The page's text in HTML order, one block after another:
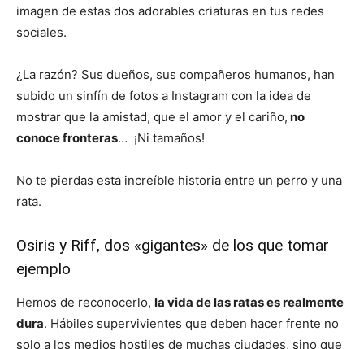
imagen de estas dos adorables criaturas en tus redes
sociales.
¿La razón? Sus dueños, sus compañeros humanos, han
subido un sinfín de fotos a Instagram con la idea de
mostrar que la amistad, que el amor y el cariño, no
conoce fronteras… ¡Ni tamaños!
No te pierdas esta increíble historia entre un perro y una
rata.
Osiris y Riff, dos «gigantes» de los que tomar
ejemplo
Hemos de reconocerlo, la vida de las ratas es realmente
dura. Hábiles supervivientes que deben hacer frente no
solo a los medios hostiles de muchas ciudades, sino que